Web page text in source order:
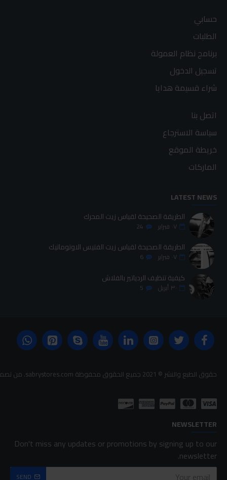
حسابي
الطلبات
برنامج نظام العمولة
تسجيل الدخول
شراء قسيمة هدايا
اتصل بنا
سياسة الاسترجاع
خريطة الموقع
الماركات
LATEST NEWS
الطريقة الصحيحة لقياس زيت المحرك
٠٧ فبراير 24
الطريقة الصحيحة لقياس زيت الفتيس الاوتوماتيك
٠٧ فبراير 6
كيفية تنظيف الردياتير بالفلاش
٣٠ أبريل 5
حقوق الطبع والنشر © 2021 جميع الحقوق محفوظة sabrystores.com. من تصميم-
NEWSLETTER
Don't miss any updates or promotions by signing up to our
newsletter.
SEND